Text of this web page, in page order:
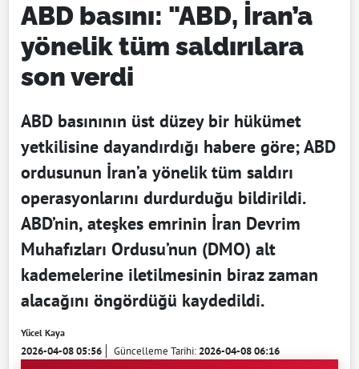
ABD basını: "ABD, İran’a
yönelik tüm saldırılara
son verdi
ABD basınının üst düzey bir hükümet
yetkilisine dayandırdığı habere göre; ABD
ordusunun İran’a yönelik tüm saldırı
operasyonlarını durdurduğu bildirildi.
ABD’nin, ateşkes emrinin İran Devrim
Muhafızları Ordusu’nun (DMO) alt
kademelerine iletilmesinin biraz zaman
alacağını öngördüğü kaydedildi.
Yücel Kaya
2026-04-08 05:56 Güncelleme Tarihi:2026-04-08 06:16